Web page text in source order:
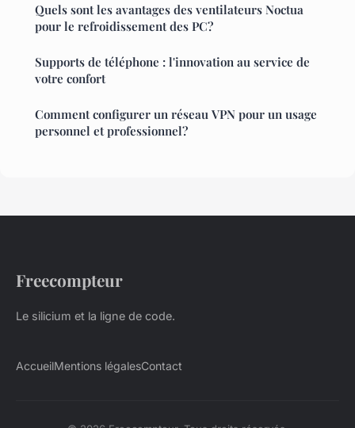
Quels sont les avantages des ventilateurs Noctua
pour le refroidissement des PC?
Supports de téléphone : l'innovation au service de
votre confort
Comment configurer un réseau VPN pour un usage
personnel et professionnel?
Freecompteur
Le silicium et la ligne de code.
AccueilMentions légalesContact